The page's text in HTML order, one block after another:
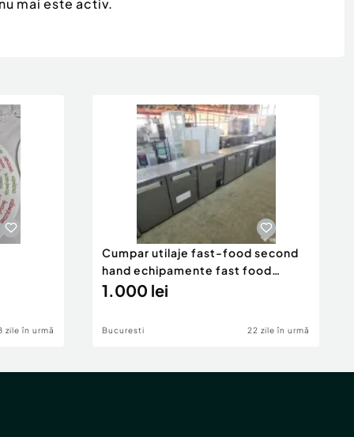
zile în urmă
Cumpar utilaje fast-food second
hand echipamente fast food
Horeca Bucuresti
1.000 lei
Bucuresti 22 zile în urmă